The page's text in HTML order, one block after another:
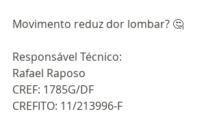
Movimento reduz dor lombar? 🤔
Responsável Técnico:
Rafael Raposo
CREF: 1785G/DF
CREFITO: 11/213996-F